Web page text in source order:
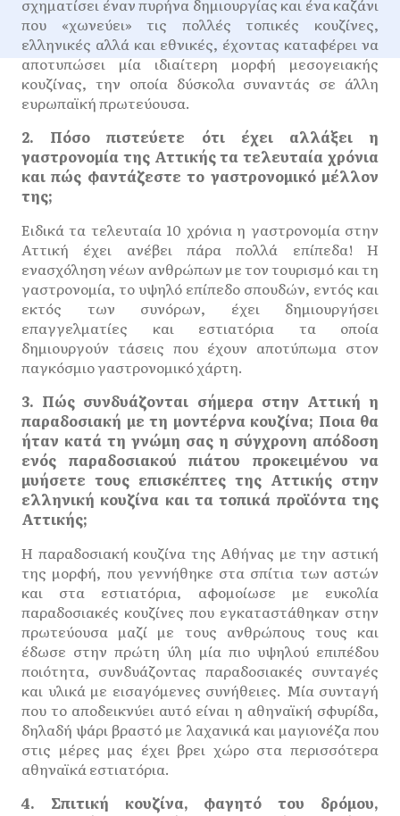
σχηματίσει έναν πυρήνα δημιουργίας και ένα καζάνι
που «χωνεύει» τις πολλές τοπικές κουζίνες,
ελληνικές αλλά και εθνικές, έχοντας καταφέρει να
αποτυπώσει μία ιδιαίτερη μορφή μεσογειακής
κουζίνας, την οποία δύσκολα συναντάς σε άλλη
ευρωπαϊκή πρωτεύουσα.
2. Πόσο πιστεύετε ότι έχει αλλάξει η
γαστρονομία της Αττικής τα τελευταία χρόνια
και πώς φαντάζεστε το γαστρονομικό μέλλον
της;
Ειδικά τα τελευταία 10 χρόνια η γαστρονομία στην
Αττική έχει ανέβει πάρα πολλά επίπεδα! Η
ενασχόληση νέων ανθρώπων με τον τουρισμό και τη
γαστρονομία, το υψηλό επίπεδο σπουδών, εντός και
εκτός των συνόρων, έχει δημιουργήσει
επαγγελματίες και εστιατόρια τα οποία
δημιουργούν τάσεις που έχουν αποτύπωμα στον
παγκόσμιο γαστρονομικό χάρτη.
3. Πώς συνδυάζονται σήμερα στην Αττική η
παραδοσιακή με τη μοντέρνα κουζίνα; Ποια θα
ήταν κατά τη γνώμη σας η σύγχρονη απόδοση
ενός παραδοσιακού πιάτου προκειμένου να
μυήσετε τους επισκέπτες της Αττικής στην
ελληνική κουζίνα και τα τοπικά προϊόντα της
Αττικής;
Η παραδοσιακή κουζίνα της Αθήνας με την αστική
της μορφή, που γεννήθηκε στα σπίτια των αστών
και στα εστιατόρια, αφομοίωσε με ευκολία
παραδοσιακές κουζίνες που εγκαταστάθηκαν στην
πρωτεύουσα μαζί με τους ανθρώπους τους και
έδωσε στην πρώτη ύλη μία πιο υψηλού επιπέδου
ποιότητα, συνδυάζοντας παραδοσιακές συνταγές
και υλικά με εισαγόμενες συνήθειες. Μία συνταγή
που το αποδεικνύει αυτό είναι η αθηναϊκή σφυρίδα,
δηλαδή ψάρι βραστό με λαχανικά και μαγιονέζα που
στις μέρες μας έχει βρει χώρο στα περισσότερα
αθηναϊκά εστιατόρια.
4. Σπιτική κουζίνα, φαγητό του δρόμου,